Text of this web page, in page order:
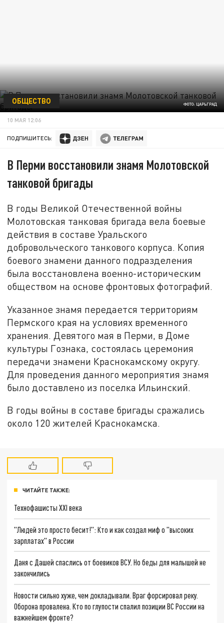
ФОТО: ЦАРЬГРАД
ОБЩЕСТВО
10 МАЯ 12:06
ПОДПИШИТЕСЬ:
В Перми восстановили знамя Молотовской
танковой бригады
В годы Великой Отечественной войны
Молотовская танковая бригада вела боевые
действия в составе Уральского
добровольческого танкового корпуса. Копия
боевого знамени данного подразделения
была восстановлена военно-историческим
обществом на основе фронтовых фотографий.
Указанное знамя передается территориям
Пермского края на условиях временного
хранения. Девятого мая в Перми, в Доме
культуры Гознака, состоялась церемония
передачи знамени Краснокамскому округу.
Для проведения данного мероприятия знамя
было доставлено из поселка Ильинский.
В годы войны в составе бригады сражались
около 120 жителей Краснокамска.
ЧИТАЙТЕ ТАКЖЕ:
Технофашисты XXI века
"Людей это просто бесит!": Кто и как создал миф о "высоких
зарплатах" в России
Даня с Дашей спаслись от боевиков ВСУ. Но беды для малышей не
закончились
Новости сильно хуже, чем докладывали. Враг форсировал реку.
Оборона провалена. Кто по глупости спалил позиции ВС России на
важнейшем фронте?